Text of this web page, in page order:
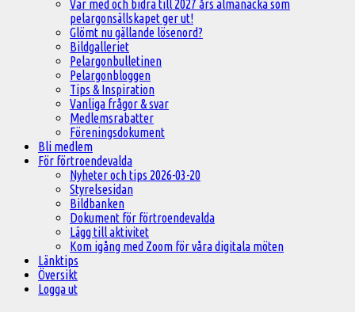
Var med och bidra till 2027 års almanacka som
pelargonsällskapet ger ut!
Glömt nu gällande lösenord?
Bildgalleriet
Pelargonbulletinen
Pelargonbloggen
Tips & Inspiration
Vanliga frågor & svar
Medlemsrabatter
Föreningsdokument
Bli medlem
För förtroendevalda
Nyheter och tips 2026-03-20
Styrelsesidan
Bildbanken
Dokument för förtroendevalda
Lägg till aktivitet
Kom igång med Zoom för våra digitala möten
Länktips
Översikt
Logga ut